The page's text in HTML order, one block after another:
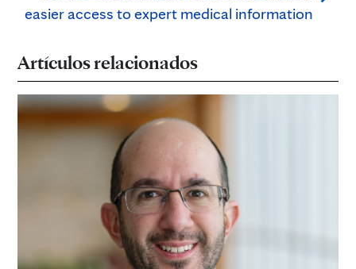
easier access to expert medical information
Artículos relacionados